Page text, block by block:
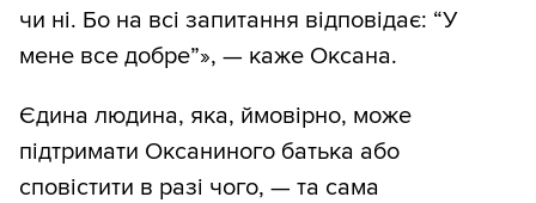
чи ні. Бо на всі запитання відповідає: “У
мене все добре”», — каже Оксана.
Єдина людина, яка, ймовірно, може
підтримати Оксаниного батька або
сповістити в разі чого, — та сама